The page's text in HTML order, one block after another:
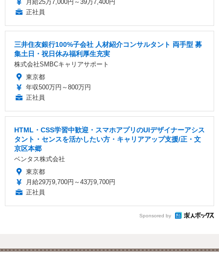
月給25万7,000円～39万7,400円
正社員
三井住友銀行100%子会社 人材紹介コンサルタント 両手型 募
集土日・祝日休み福利厚生充実
株式会社SMBCキャリアサポート
東京都
年収500万円～800万円
正社員
HTML・CSS学習中歓迎・スマホアプリのUIデザイナーアシス
タント・センスを活かしたい方・キャリアアップ支援/正・文
京区本郷
ベンタス株式会社
東京都
月給29万9,700円～43万9,700円
正社員
Sponsored by